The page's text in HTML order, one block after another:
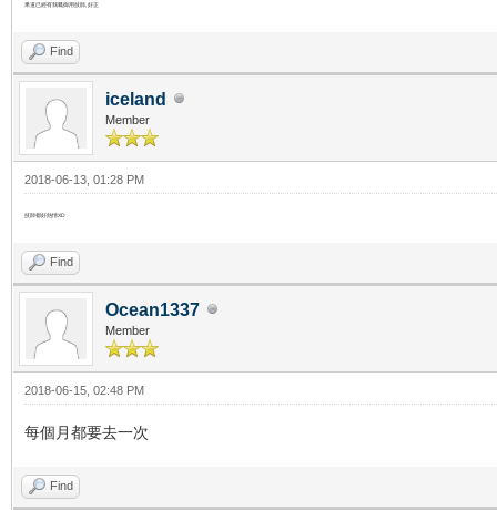
果道已經有我嘅御用技師, 好正
Find
iceland
Member
2018-06-13, 01:28 PM
技師都好熱情XD
Find
Ocean1337
Member
2018-06-15, 02:48 PM
每個月都要去一次
Find